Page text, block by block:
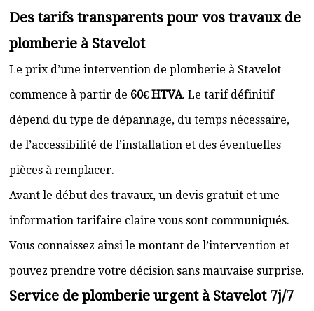
Des tarifs transparents pour vos travaux de
plomberie à Stavelot
Le prix d’une intervention de plomberie à Stavelot
commence à partir de 60€ HTVA. Le tarif définitif
dépend du type de dépannage, du temps nécessaire,
de l’accessibilité de l’installation et des éventuelles
pièces à remplacer.
Avant le début des travaux, un devis gratuit et une
information tarifaire claire vous sont communiqués.
Vous connaissez ainsi le montant de l’intervention et
pouvez prendre votre décision sans mauvaise surprise.
Service de plomberie urgent à Stavelot 7j/7